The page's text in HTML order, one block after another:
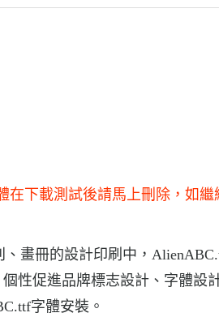
在下載測試後請馬上刪除，如繼
畫冊的設計印刷中，
性促進品牌標志設計、字體設
字體安裝。